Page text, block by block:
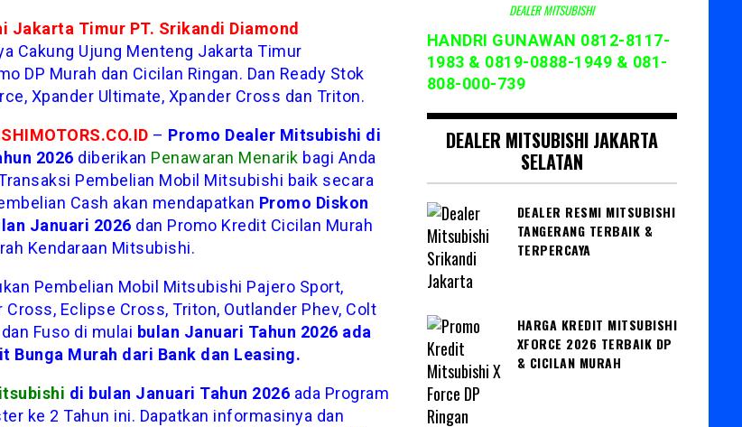
Jakarta Timur PT. Srikandi Diamond
Cakung Ujung Menteng Jakarta Timur
DP Murah dan Cicilan Ringan. Dan Ready Stok
Xpander Ultimate, Xpander Cross dan Triton.
– Promo Dealer Mitsubishi di
2026 diberikan Penawaran Menarik bagi Anda
Pembelian Mobil Mitsubishi baik secara
Cash akan mendapatkan Promo Diskon
Januari 2026 dan Promo Kredit Cicilan Murah
Kendaraan Mitsubishi.
Pembelian Mobil Mitsubishi Pajero Sport,
Cross, Eclipse Cross, Triton, Outlander Phev, Colt
Fuso di mulai bulan Januari Tahun 2026 ada
Bunga Murah dari Bank dan Leasing.
di bulan Januari Tahun 2026 ada Program
ke 2 Tahun ini. Dapatkan informasinya dan
DEALER MITSUBISHI
HANDRI GUNAWAN 0812-8117-
1983 & 0819-0888-1949 & 081-
808-000-739
DEALER MITSUBISHI JAKARTA
SELATAN
DEALER RESMI MITSUBISHI
TANGERANG TERBAIK &
TERPERCAYA
HARGA KREDIT MITSUBISHI
XFORCE 2026 TERBAIK DP
& CICILAN MURAH